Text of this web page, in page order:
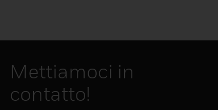
Mettiamoci in
contatto!